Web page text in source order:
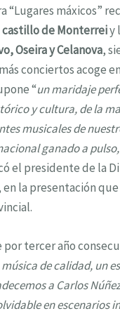
“Lugares máxicos”
castillo de Monterreiy
Oseira y Celanova,
conciertos acoge
“un maridaje
y cultura, de la
musicales de
ganado a
el presidente de la
en la presentación
por tercer año
de calidad, un
a Carlos
en escenarios